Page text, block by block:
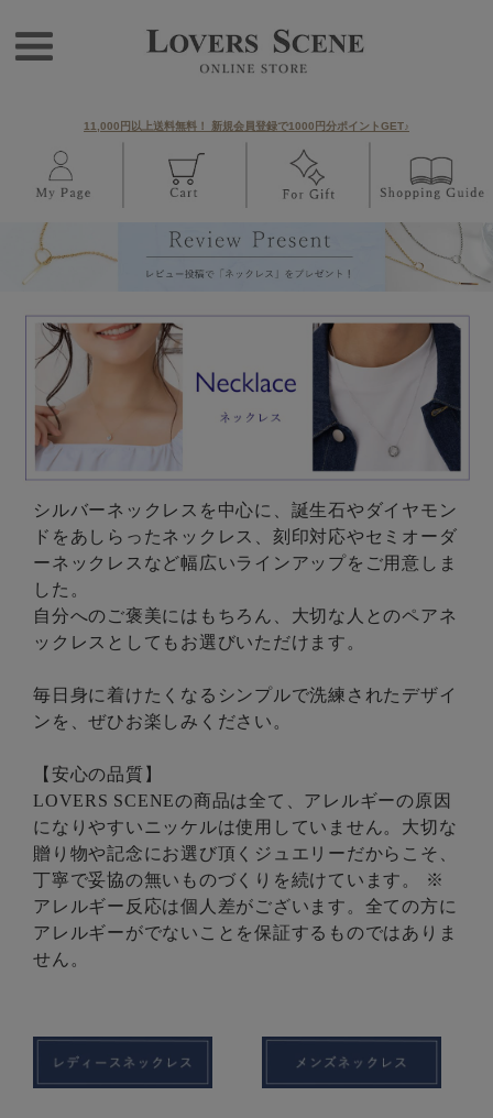
11,000円以上送料無料！ 新規会員登録で1000円分ポイントGET♪
シルバーネックレスを中心に、誕生石やダイヤモン
ドをあしらったネックレス、刻印対応やセミオーダ
ーネックレスなど幅広いラインアップをご用意しま
した。
自分へのご褒美にはもちろん、大切な人とのペアネ
ックレスとしてもお選びいただけます。
毎日身に着けたくなるシンプルで洗練されたデザイ
ンを、ぜひお楽しみください。
【安心の品質】
LOVERS SCENEの商品は全て、アレルギーの原因
になりやすいニッケルは使用していません。大切な
贈り物や記念にお選び頂くジュエリーだからこそ、
丁寧で妥協の無いものづくりを続けています。 ※
アレルギー反応は個人差がございます。全ての方に
アレルギーがでないことを保証するものではありま
せん。